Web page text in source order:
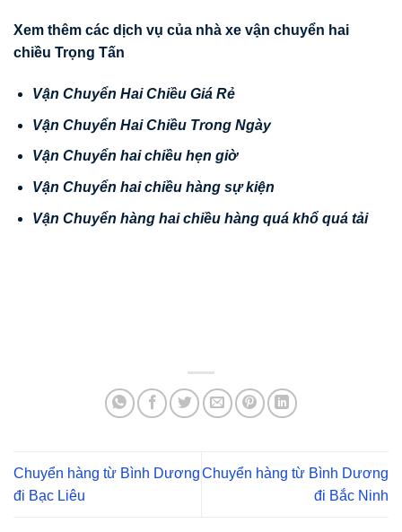
Xem thêm các d ịch vụ của nhà xe vận chuyển hai
chiều Trọng Tấn
Vận Chuyển Hai Chiều Giá Rẻ
Vận Chuyển Hai Chiều Trong Ngày
Vận Chuyển hai chiều hẹn giờ
Vận Chuyển hai chiều hàng sựkiện
Vận Chuyển hàng hai chiều hàng quá khổquá tải
Chuyển hàng từ Bình Dương
đi Bạc Liêu
Chuyển hàng từ Bình Dương
đi Bắc Ninh